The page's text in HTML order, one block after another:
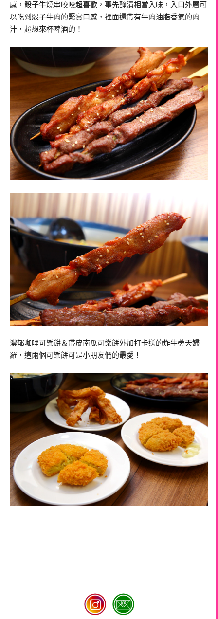
感，骰子牛燒串咬咬超喜歡，事先醃漬相當入味，入口外層可
以吃到骰子牛肉的緊實口感，裡面還帶有牛肉油脂香氣的肉
汁，超想來杯啤酒的！
濃郁咖哩可樂餅＆帶皮南瓜可樂餅外加打卡送的炸牛蒡天婦
羅，這兩個可樂餅可是小朋友們的最愛！